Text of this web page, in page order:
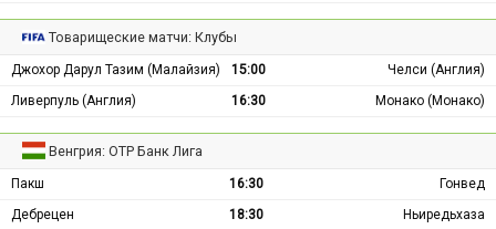
Товарищеские матчи: Клубы
Джохор Дарул Тазим (Малайзия) 15:00
Челси (Англия)
Ливерпуль (Англия)
16:30 Монако (Монако)
Венгрия: ОТР Банк Лига
Пакш 16:30
Гонвед
Дебрецен
18:30 Ньиредьхаза